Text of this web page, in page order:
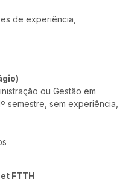
de experiência,
ou Gestão em
semestre, sem experiência,
FTTH